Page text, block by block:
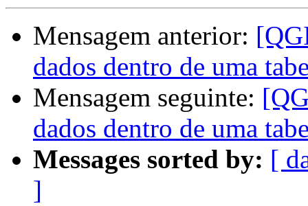
Mensagem anterior:
dados dentro de uma
Mensagem seguinte:
dados dentro de uma
Messages sorted by: [
]